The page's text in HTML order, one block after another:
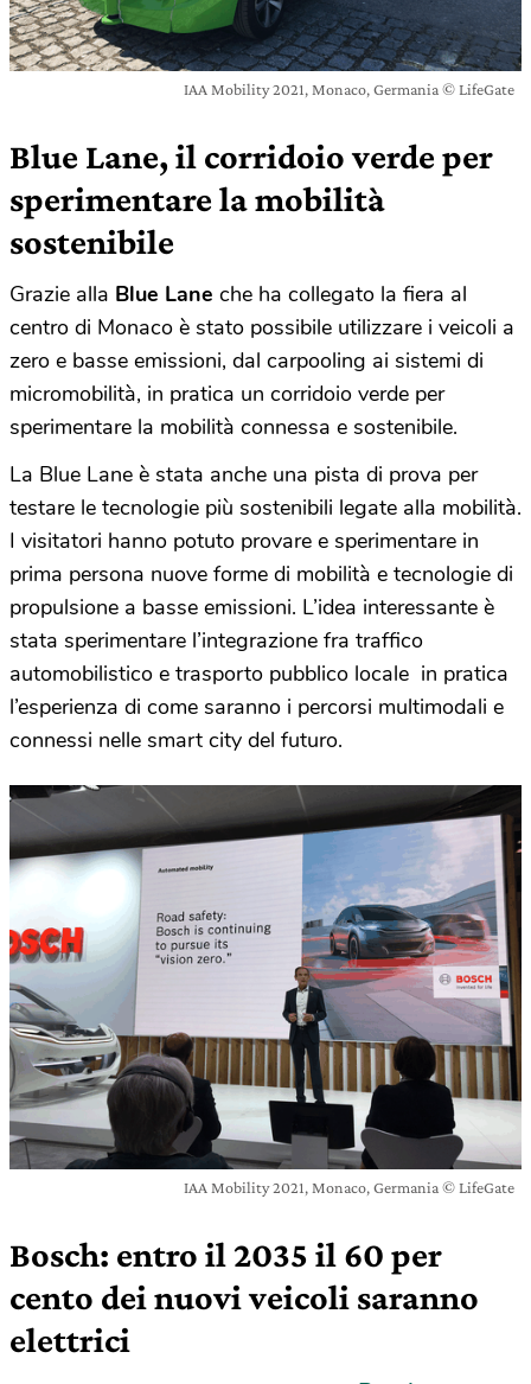
IAA Mobility 2021, Monaco, Germania © LifeGate
Blue Lane, il corridoio verde per
sperimentare la mobilità
sostenibile
Grazie alla Blue Lane che ha collegato la fiera al
centro di Monaco è stato possibile utilizzare i veicoli a
zero e basse emissioni, dal carpooling ai sistemi di
micromobilità, in pratica un corridoio verde per
sperimentare la mobilità connessa e sostenibile.
La Blue Lane è stata anche una pista di prova per
testare le tecnologie più sostenibili legate alla mobilità.
I visitatori hanno potuto provare e sperimentare in
prima persona nuove forme di mobilità e tecnologie di
propulsione a basse emissioni. L’idea interessante è
stata sperimentare l’integrazione fra traffico
automobilistico e trasporto pubblico locale in pratica
l’esperienza di come saranno i percorsi multimodali e
connessi nelle smart city del futuro.
IAA Mobility 2021, Monaco, Germania © LifeGate
Bosch: entro il 2035 il 60 per
cento dei nuovi veicoli saranno
elettrici